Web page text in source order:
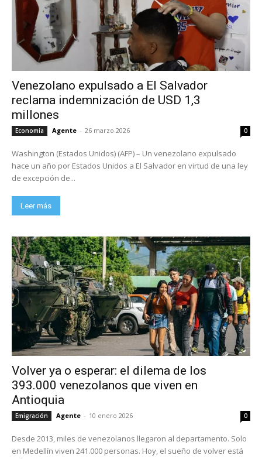
Venezolano expulsado a El Salvador
reclama indemnización de USD 1,3
millones
Economia Agente - 26 marzo 2026 0
Washington (Estados Unidos) (AFP) – Un venezolano expulsado
hace un año por Estados Unidos a El Salvador en virtud de una ley
de excepción de...
Leer más
Volver ya o esperar: el dilema de los
393.000 venezolanos que viven en
Antioquia
Emigración Agente - 10 enero 2026 0
Desde 2013, miles de venezolanos llegaron al departamento. Solo
en Medellín viven 241.000 personas. Hoy, el sueño de volver está